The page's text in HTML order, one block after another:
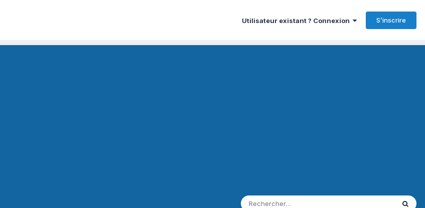
Utilisateur existant ? Connexion S’inscrire